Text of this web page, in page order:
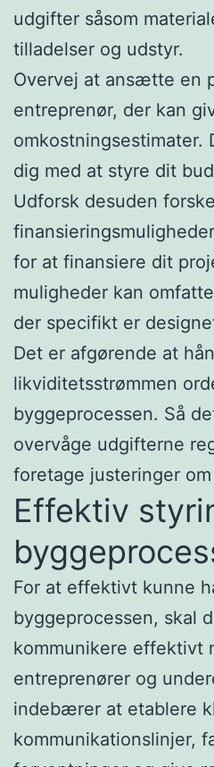
udgifter såsom
tilladelser og udstyr.
Overvej at ansætte en
entreprenør, der kan
omkostningsestimater.
dig med at styre dit
Udforsk desuden
for at finansiere dit
muligheder kan
der specifikt er
Det er afgørende at
likviditetsstrømmen
byggeprocessen. Så
overvåge udgifterne
foretage justeringer
Effektiv
For at effektivt kunne
byggeprocessen, skal
kommunikere effektivt
entreprenører og
indebærer at etablere
kommunikationslinjer,